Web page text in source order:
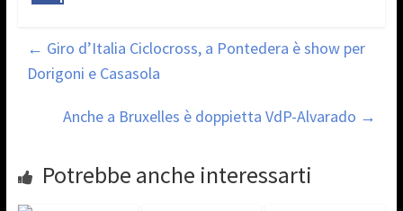
← Giro d’Italia Ciclocross, a Pontedera è show per
Dorigoni e Casasola
Anche a Bruxelles è doppietta VdP-Alvarado →
Potrebbe anche interessarti